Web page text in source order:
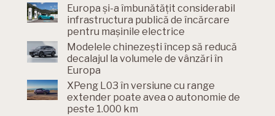
Europa și-a îmbunătățit considerabil
infrastructura publică de încărcare
pentru mașinile electrice
Modelele chinezești încep să reducă
decalajul la volumele de vânzări în
Europa
XPeng L03 în versiune cu range
extender poate avea o autonomie de
peste 1.000 km